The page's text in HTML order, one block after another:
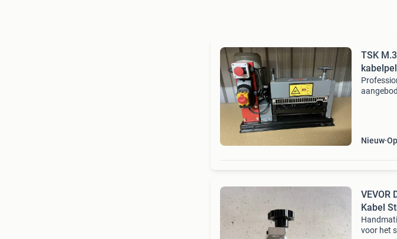
TSK
Nieuw
VEVOR
Kabel
voor het